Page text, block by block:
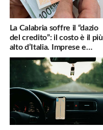
La Calabria soffre il “dazio
del credito”: il costo è il più
alto d’Italia. Imprese e
famiglie penalizzate